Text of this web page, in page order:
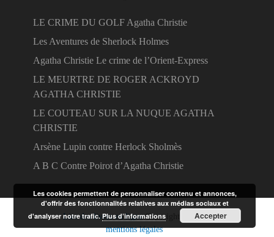
LE CRIME DU GOLF Agatha Christie
Les Aventures de Sherlock Holmes
Agatha Christie Le crime de l’Orient-Express
LE MEURTRE DE ROGER ACKROYD
AGATHA CHRISTIE
LE COUTEAU SUR LA NUQUE AGATHA
CHRISTIE
Arsène Lupin contre Herlock Sholmès
A B C Contre Poirot d’Agatha Christie
Lire des livres en ligneCopyright © 2026.
mentions légales
Les cookies permettent de personnaliser contenu et annonces,
d'offrir des fonctionnalités relatives aux médias sociaux et
d'analyser notre trafic.Plus d’informations Accepter